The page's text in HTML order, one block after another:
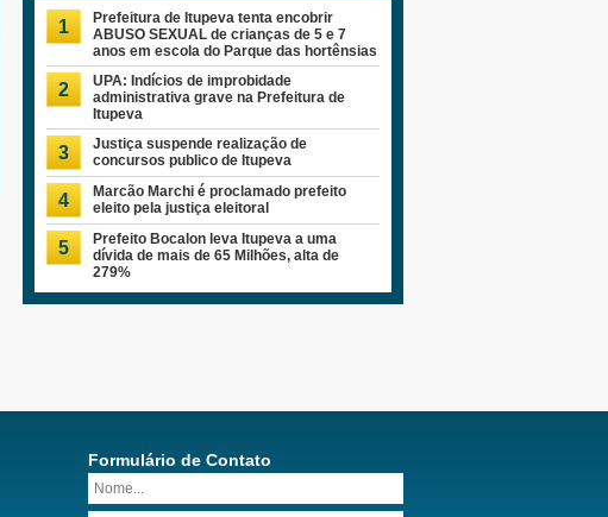
1
Prefeitura de Itupeva tenta encobrir
ABUSO SEXUAL de crianças de 5 e 7
anos em escola do Parque das hortênsias
2
UPA: Indícios de improbidade
administrativa grave na Prefeitura de
Itupeva
3
Justiça suspende realização de
concursos publico de Itupeva
4
Marcão Marchi é proclamado prefeito
eleito pela justiça eleitoral
5
Prefeito Bocalon leva Itupeva a uma
dívida de mais de 65 Milhões, alta de
279%
Formulário de Contato